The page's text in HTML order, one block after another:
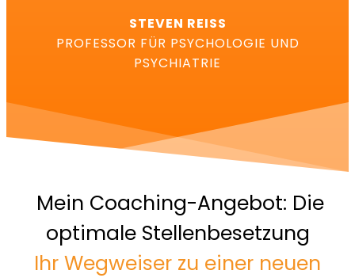
STEVEN REISS
PROFESSOR FÜR PSYCHOLOGIE UND
PSYCHIATRIE
Mein Coaching-Angebot: Die
optimale Stellenbesetzung
Ihr Wegweiser zu einer neuen